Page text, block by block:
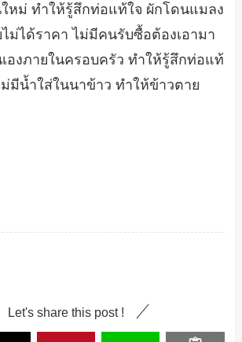
หม่ ทำให้รู้สึกท่อแท้ใจ ผักโดนแมลง
ม่ได้ราคา ไม่มีคนรับซื้อต้องเอามา
องภายในครอบครัว ทำให้รู้สึกท่อแท้
มีน้ำใส่ในนาข้าว ทำให้ข้าวตาย
Let's share this post !